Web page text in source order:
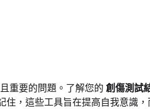
重要的問題。了解您的 創傷測試
住，這些工具旨在提高自我意識